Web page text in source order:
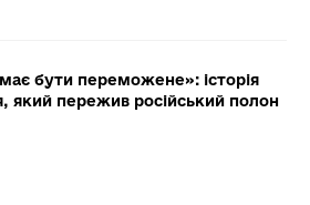
бути переможене»: історія
який пережив російський полон